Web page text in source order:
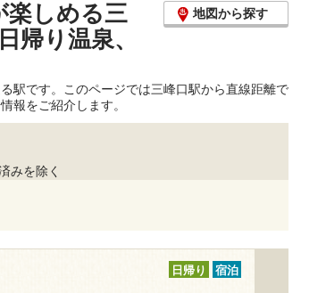
楽しめる三
帰り温泉、
地図から探す
駅です。このページでは三峰口駅から直線距離で
報をご紹介します。
みを除く
日帰り 宿泊